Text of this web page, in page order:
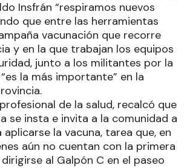
Insfrán “respiramos nuevos
que entre las herramientas
vacunación que recorre
y en la que trabajan los equipos
junto a los militantes por la
la más importante” en la
de la salud, recalcó que
se insta e invita a la comunidad a
la vacuna, tarea que, en
aún no cuentan con la primera
al Galpón C en el paseo